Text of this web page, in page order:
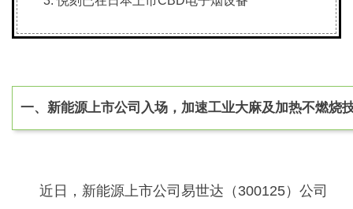
一、 新能源上市公司入场，加速工业大麻及加热不燃烧
近日，新能源上市公司易世达（300125）公司